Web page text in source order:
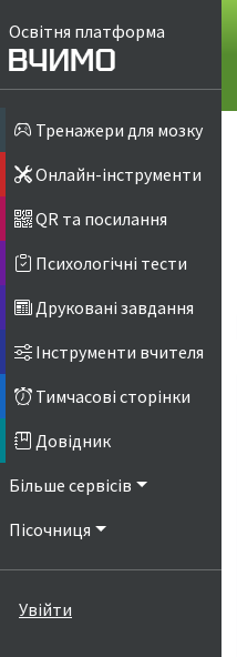
Освітня платформа
Тренажери для мозку
Онлайн-інструменти
QR та посилання
Психологічні тести
Друковані завдання
Інструменти вчителя
Тимчасові сторінки
Довідник
Більше сервісів
Пісочниця
Увійти